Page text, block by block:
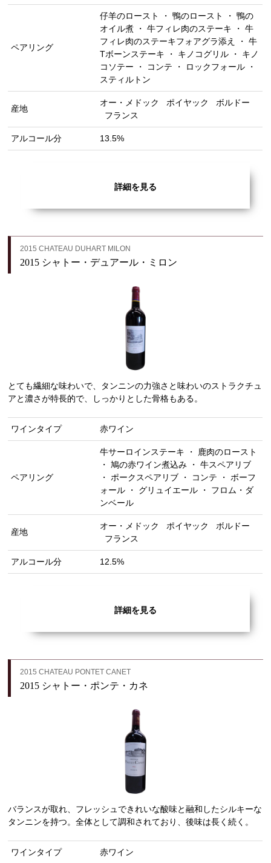
ペアリング
仔羊のロースト ・ 鴨のロースト ・ 鴨の
オイル煮 ・ 牛フィレ肉のステーキ ・ 牛
フィレ肉のステーキフォアグラ添え ・ 牛
Tボーンステーキ ・ キノコグリル ・ キノ
コソテー ・ コンテ ・ ロックフォール ・
スティルトン
産地
オー・メドック ポイヤック
ボルドー
フランス
アルコール分 13.5%
詳細を見る
2015 CHATEAU DUHART MILON
2015 シャトー・デュアール・ミロン
とても繊細な味わいで、タンニンの力強さと味わいのストラクチュ
アと濃さが特長的で、しっかりとした骨格もある。
ワインタイプ 赤ワイン
ペアリング
牛サーロインステーキ ・ 鹿肉のロースト
・ 鳩の赤ワイン煮込み ・ 牛スペアリブ
・ ポークスペアリブ ・ コンテ ・ ボーフ
ォール ・ グリュイエール ・ フロム・ダ
ンベール
産地
オー・メドック ポイヤック
ボルドー
フランス
アルコール分 12.5%
詳細を見る
2015 CHATEAU PONTET CANET
2015 シャトー・ポンテ・カネ
バランスが取れ、フレッシュできれいな酸味と融和したシルキーな
タンニンを持つ。全体として調和されており、後味は長く続く。
ワインタイプ 赤ワイン